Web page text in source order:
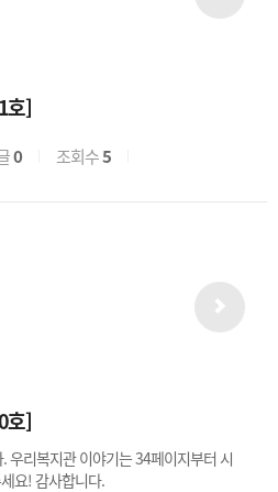
호]
0 조회수5
호]
우리복지관 이야기는 34페이지부터 시
요! 감사합니다.